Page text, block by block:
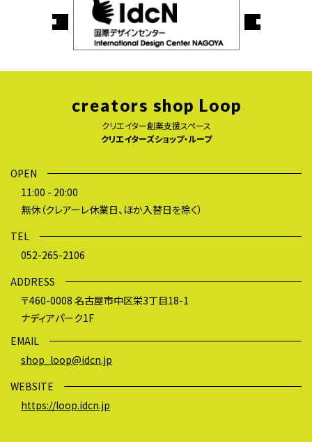
creators shop Loop
クリエイター創業支援スペース
クリエイターズショップ・ループ
OPEN
11:00 - 20:00
無休（クレアーレ休業日、ほか入替日を除く）
TEL
052-265-2106
ADDRESS
〒460-0008 名古屋市中区栄3丁目18-1
ナディアパーク1F
EMAIL
shop_loop@idcn.jp
WEBSITE
https://loop.idcn.jp